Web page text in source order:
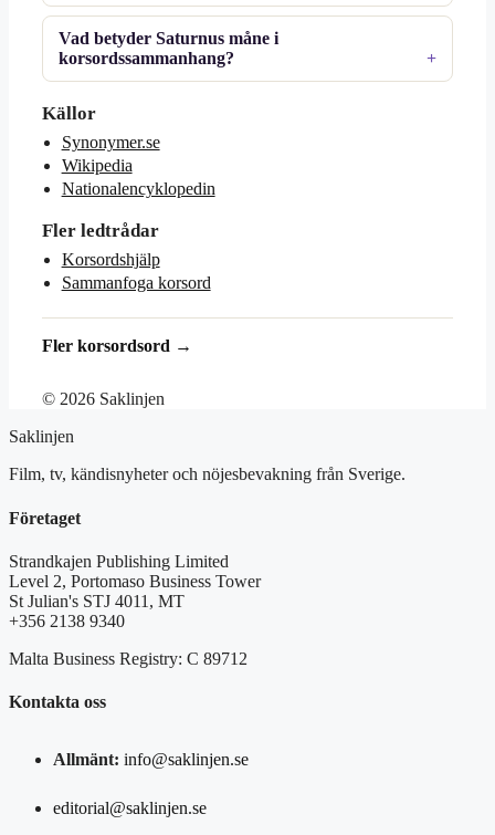
Vad betyder Saturnus måne i
korsordssammanhang?
Källor
Synonymer.se
Wikipedia
Nationalencyklopedin
Fler ledtrådar
Korsordshjälp
Sammanfoga korsord
Fler korsordsord →
© 2026 Saklinjen
Saklinjen
Film, tv, kändisnyheter och nöjesbevakning från Sverige.
Företaget
Strandkajen Publishing Limited
Level 2, Portomaso Business Tower
St Julian's STJ 4011, MT
+356 2138 9340
Malta Business Registry: C 89712
Kontakta oss
Allmänt: info@saklinjen.se
editorial@saklinjen.se